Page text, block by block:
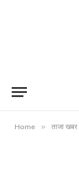
Home » ताजा खबर